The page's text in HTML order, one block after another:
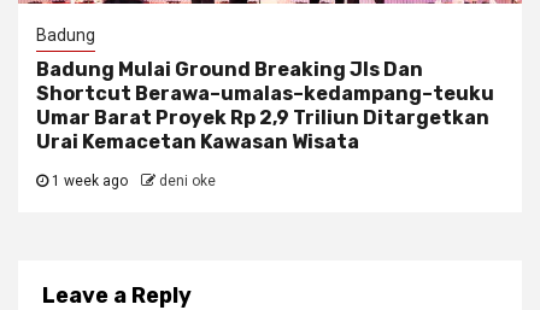
Badung
Badung Mulai Ground Breaking Jls Dan
Shortcut Berawa–umalas–kedampang–teuku
Umar Barat Proyek Rp 2,9 Triliun Ditargetkan
Urai Kemacetan Kawasan Wisata
1 week ago deni oke
Leave a Reply